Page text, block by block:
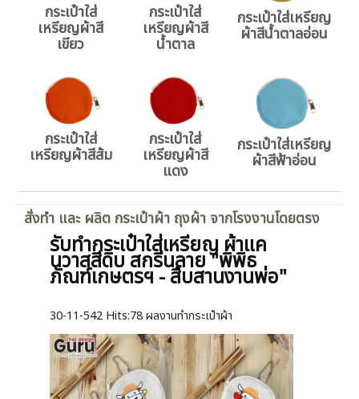
กระเป๋าใส่
เหรียญผ้าสี
เขียว
กระเป๋าใส่
เหรียญผ้าสี
น้ำตาล
กระเป๋าใส่เหรียญ
ผ้าสีน้ำตาลอ่อน
กระเป๋าใส่
เหรียญผ้าสีส้ม
กระเป๋าใส่
เหรียญผ้าสี
แดง
กระเป๋าใส่เหรียญ
ผ้าสีฟ้าอ่อน
สั่งทำ และ ผลิต กระเป๋าผ้า ถุงผ้า จากโรงงานโดยตรง
รับทำกระเป๋าใส่เหรียญ ผ้าแค
นวาสสีดิบ สกรีนลาย "พิพิธ
ภัณฑ์เกษตรฯ - สืบสานงานพ่อ"
30-11-542 Hits:78 ผลงานทำกระเป๋าผ้า